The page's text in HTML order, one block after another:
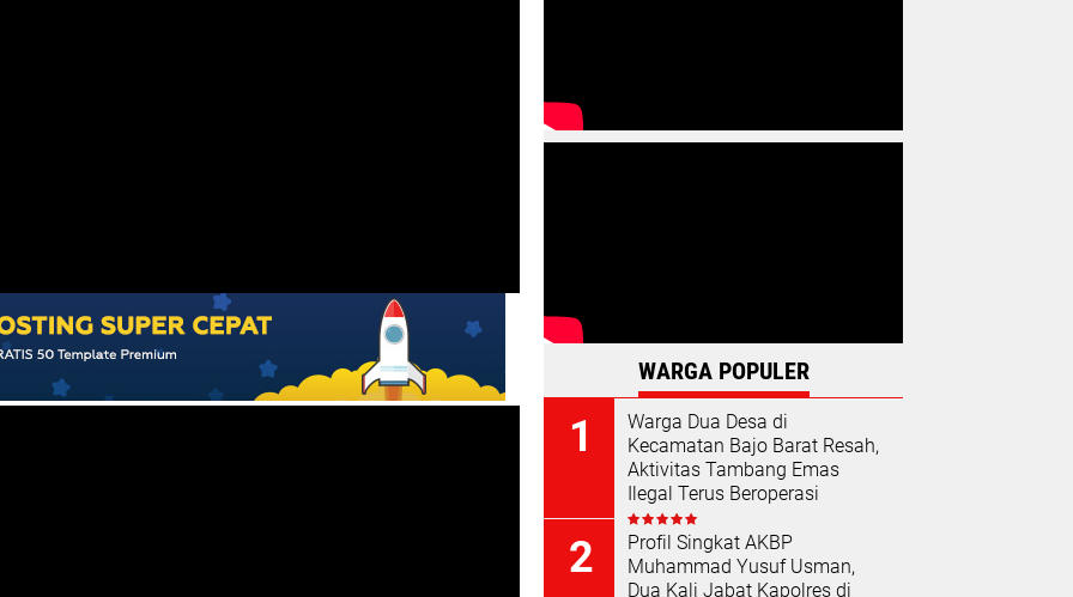
WARGA POPULER
Warga Dua Desa di
Kecamatan Bajo Barat Resah,
Aktivitas Tambang Emas
Ilegal Terus Beroperasi
Profil Singkat AKBP
Muhammad Yusuf Usman,
Dua Kali Jabat Kapolres di